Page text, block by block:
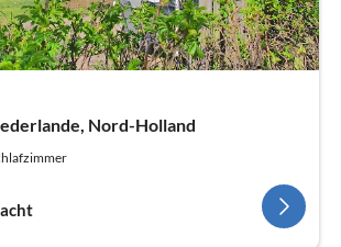
Nord-Holland